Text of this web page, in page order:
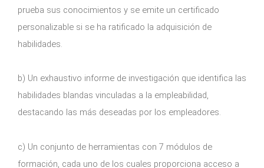
prueba sus conocimientos y se emite un certificado
personalizable si se ha ratificado la adquisición de
habilidades.
b) Un exhaustivo informe de investigación que identifica las
habilidades blandas vinculadas a la empleabilidad,
destacando las más deseadas por los empleadores.
c) Un conjunto de herramientas con 7 módulos de
formación, cada uno de los cuales proporciona acceso a